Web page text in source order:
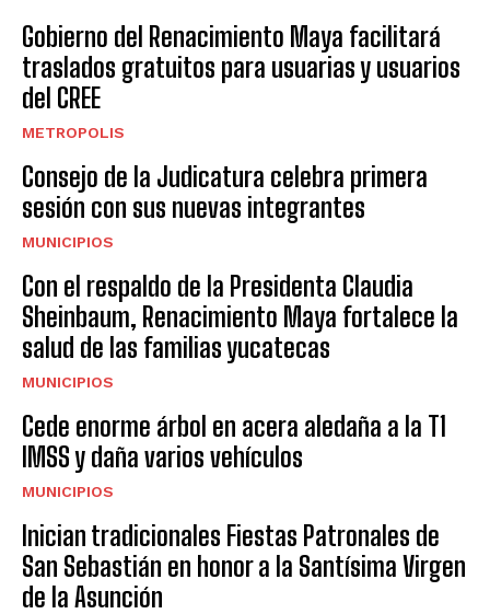
Gobierno del Renacimiento Maya facilitará
traslados gratuitos para usuarias y usuarios
del CREE
METROPOLIS
Consejo de la Judicatura celebra primera
sesión con sus nuevas integrantes
MUNICIPIOS
Con el respaldo de la Presidenta Claudia
Sheinbaum, Renacimiento Maya fortalece la
salud de las familias yucatecas
MUNICIPIOS
Cede enorme árbol en acera aledaña a la T1
IMSS y daña varios vehículos
MUNICIPIOS
Inician tradicionales Fiestas Patronales de
San Sebastián en honor a la Santísima Virgen
de la Asunción